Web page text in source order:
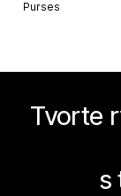
Purses
Tvorte
s